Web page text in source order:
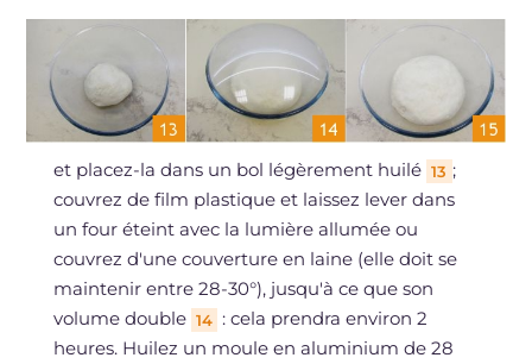
et placez-la dans un bol légèrement huilé 13 ;
couvrez de film plastique et laissez lever dans
un four éteint avec la lumière allumée ou
couvrez d'une couverture en laine (elle doit se
maintenir entre 28-30°), jusqu'à ce que son
volume double 14 : cela prendra environ 2
heures. Huilez un moule en aluminium de 28